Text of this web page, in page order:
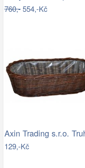
760,-554,-Kč
129,-Kč